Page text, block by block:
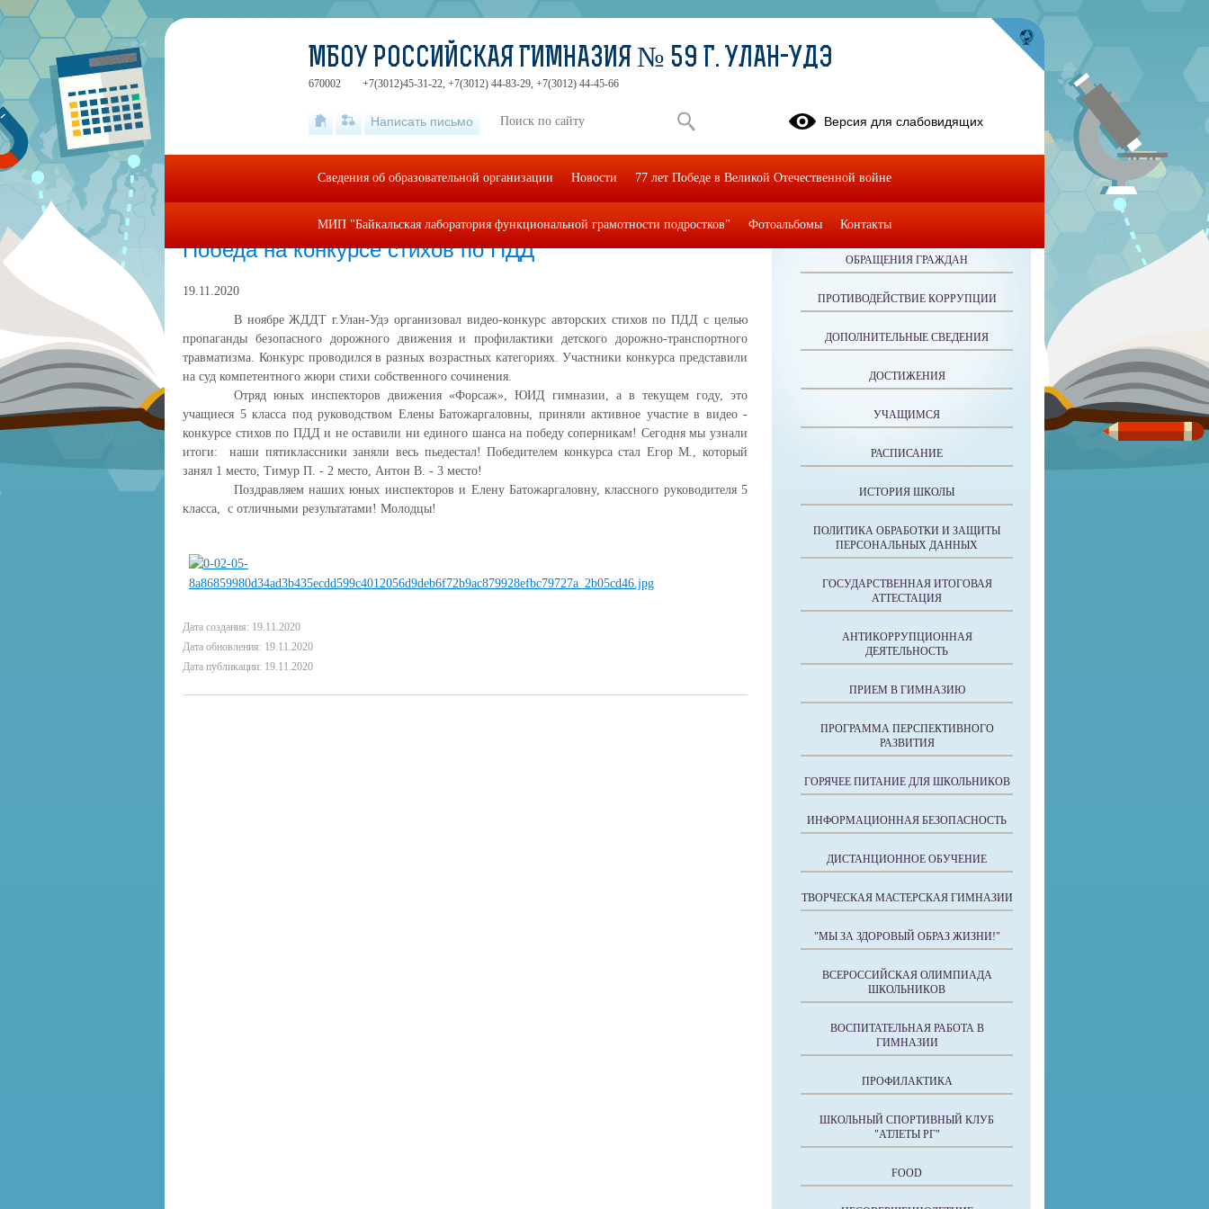
Победа на конкурсе стихов по ПДД
19.11.2020
В ноябре ЖДДТ г.Улан-Удэ организовал видео-конкурс авторских стихов по ПДД с целью
пропаганды безопасного дорожного движения и профилактики детского дорожно-транспортного
травматизма. Конкурс проводился в разных возрастных категориях. Участники конкурса представили
на суд компетентного жюри стихи собственного сочинения.
Отряд юных инспекторов движения «Форсаж», ЮИД гимназии, а в текущем году, это
учащиеся 5 класса под руководством Елены Батожаргаловны, приняли активное участие в видео -
конкурсе стихов по ПДД и не оставили ни единого шанса на победу соперникам! Сегодня мы узнали
итоги: наши пятиклассники заняли весь пьедестал! Победителем конкурса стал Егор М., который
занял 1 место, Тимур П. - 2 место, Антон В. - 3 место!
Поздравляем наших юных инспекторов и Елену Батожаргаловну, классного руководителя 5
класса, с отличными результатами! Молодцы!
Дата создания: 19.11.2020
Дата обновления: 19.11.2020
Дата публикации: 19.11.2020
ОБРАЩЕНИЯ ГРАЖДАН
ПРОТИВОДЕЙСТВИЕ КОРРУПЦИИ
ДОПОЛНИТЕЛЬНЫЕ СВЕДЕНИЯ
ДОСТИЖЕНИЯ
УЧАЩИМСЯ
РАСПИСАНИЕ
ИСТОРИЯ ШКОЛЫ
ПОЛИТИКА ОБРАБОТКИ И ЗАЩИТЫ
ПЕРСОНАЛЬНЫХ ДАННЫХ
ГОСУДАРСТВЕННАЯ ИТОГОВАЯ
АТТЕСТАЦИЯ
АНТИКОРРУПЦИОННАЯ
ДЕЯТЕЛЬНОСТЬ
ПРИЕМ В ГИМНАЗИЮ
ПРОГРАММА ПЕРСПЕКТИВНОГО
РАЗВИТИЯ
ГОРЯЧЕЕ ПИТАНИЕ ДЛЯ ШКОЛЬНИКОВ
ИНФОРМАЦИОННАЯ БЕЗОПАСНОСТЬ
ДИСТАНЦИОННОЕ ОБУЧЕНИЕ
ТВОРЧЕСКАЯ МАСТЕРСКАЯ ГИМНАЗИИ
"МЫ ЗА ЗДОРОВЫЙ ОБРАЗ ЖИЗНИ!"
ВСЕРОССИЙСКАЯ ОЛИМПИАДА
ШКОЛЬНИКОВ
ВОСПИТАТЕЛЬНАЯ РАБОТА В
ГИМНАЗИИ
ПРОФИЛАКТИКА
ШКОЛЬНЫЙ СПОРТИВНЫЙ КЛУБ
"АТЛЕТЫ РГ"
FOOD
МБОУ РОССИЙСКАЯ ГИМНАЗИЯ № 59 Г. УЛАН-УДЭ
670002 +7(3012)45-31-22, +7(3012) 44-83-29, +7(3012) 44-45-66
Написать письмо Версия для слабовидящих
Сведения об образовательной организации Новости 77 лет Победе в Великой Отечественной войне
МИП "Байкальская лаборатория функциональной грамотности подростков" Фотоальбомы Контакты